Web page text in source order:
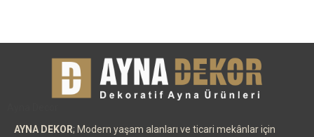
AYNA DEKOR; Modern yaşam alanları ve ticari mekânlar için